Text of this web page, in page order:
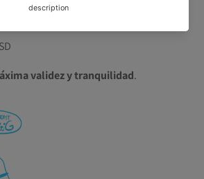
validez y tranquilidad.